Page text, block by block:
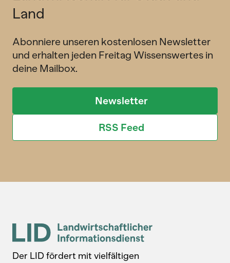
Land
Abonniere unseren kostenlosen Newsletter
und erhalten jeden Freitag Wissenswertes in
deine Mailbox.
Newsletter
RSS Feed
Der LID fördert mit vielfältigen